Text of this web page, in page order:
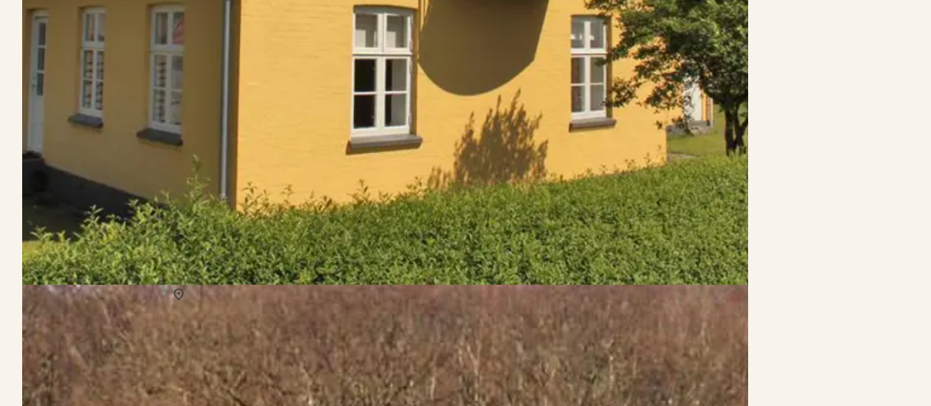
Vermietung von Ferienhäuser Brunshuse
Direkt an der Helnaesbucht gelegen präsentiert sich Brunshuse als attraktives Familienurlaubsziel. Die malerische Landschaft Südfünens, zauberhafte Strände und
attraktive Orte sorgen für einen angenehmen Urlaub. Outdooraktivitäten und interessante Ausflugsziele sorgen für unvergessliche Momente.
ÜberBrunshuse